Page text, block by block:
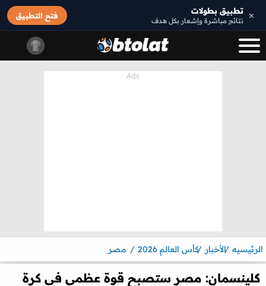
× تطبيق بطولات
نتائج مباشرة وإشعار بكل هدف
فتح التطبيق
الرئيسيه الأخبار كأس العالم 2026 مصر
كلينسمان: مصر ستصبح قوة عظمى في كرة